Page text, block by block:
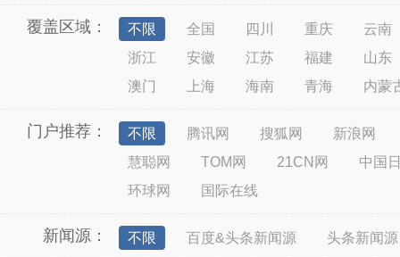
覆盖区域： 不限 全国 四川 重庆
云南
浙江
安徽 江苏 福建
山东
澳门
上海 海南 青海 内蒙
门户推荐： 不限 腾讯网 搜狐网
新浪网
慧聪网
TOM网 21CN网
中国
环球网
国际在线
新闻源： 不限 百度&头条新闻源 头条新闻源